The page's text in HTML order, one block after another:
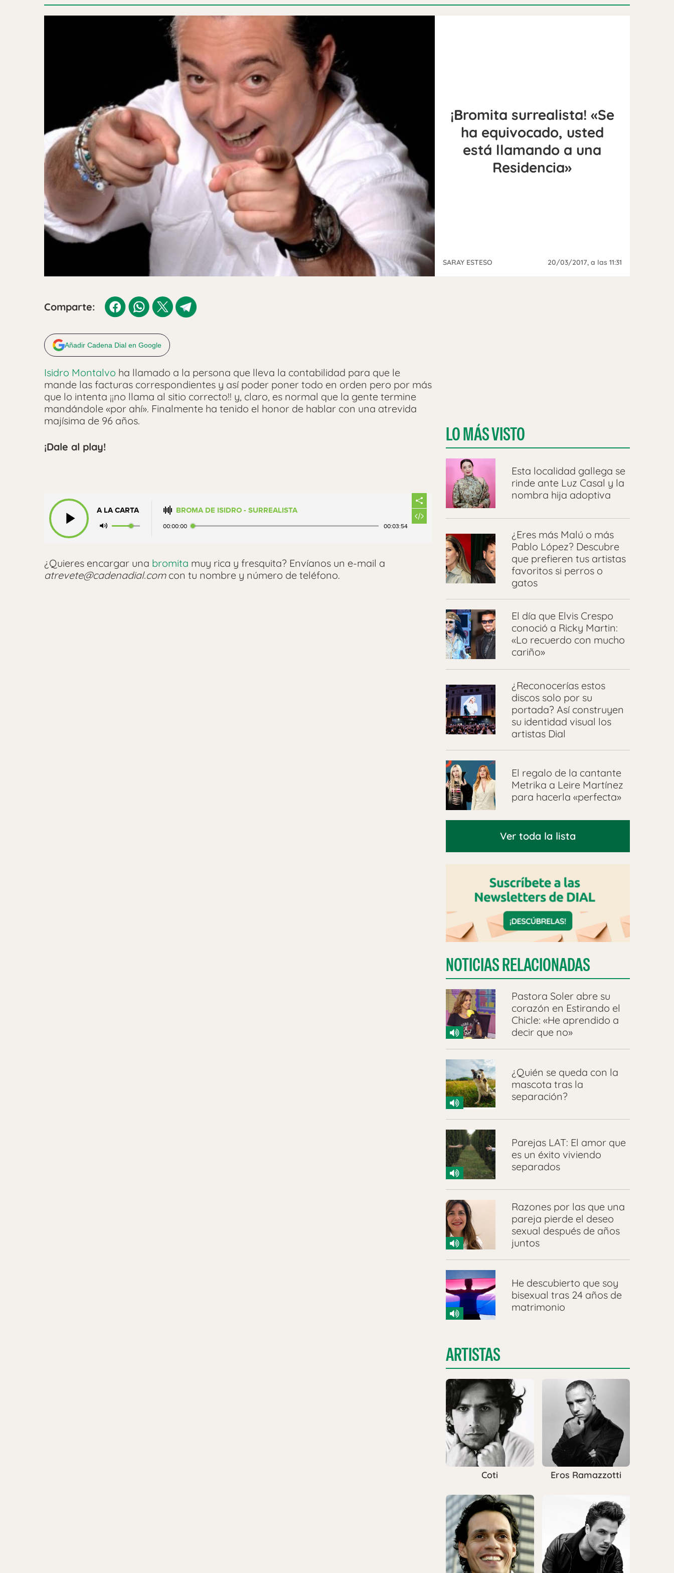
¡Bromita surrealista! «Se
ha equivocado, usted
está llamando a una
Residencia»
SARAY ESTESO 20/03/2017, a las 11:31
Comparte:
Añadir Cadena Dial en Google
Isidro Montalvo ha llamado a la persona que lleva la contabilidad para que le
mande las facturas correspondientes y así poder poner todo en orden pero por más
que lo intenta ¡¡no llama al sitio correcto!! y, claro, es normal que la gente termine
mandándole «por ahí». Finalmente ha tenido el honor de hablar con una atrevida
majísima de 96 años.
¡Dale al play!
A LA CARTA BROMA DE ISIDRO - SURREALISTA
00:00:00 00:03:54
¿Quieres encargar una bromita muy rica y fresquita? Envíanos un e-mail a
atrevete@cadenadial.comcon tu nombre y número de teléfono.
LO MÁS VISTO
Esta localidad gallega se
rinde ante Luz Casal y la
nombra hija adoptiva
¿Eres más Malú o más
Pablo López? Descubre
que prefieren tus artistas
favoritos si perros o
gatos
El día que Elvis Crespo
conoció a Ricky Martin:
«Lo recuerdo con mucho
cariño»
¿Reconocerías estos
discos solo por su
portada? Así construyen
su identidad visual los
artistas Dial
El regalo de la cantante
Metrika a Leire Martínez
para hacerla «perfecta»
Ver toda la lista
NOTICIAS RELACIONADAS
Pastora Soler abre su
corazón en Estirando el
Chicle: «He aprendido a
decir que no»
¿Quién se queda con la
mascota tras la
separación?
Parejas LAT: El amor que
es un éxito viviendo
separados
Razones por las que una
pareja pierde el deseo
sexual después de años
juntos
He descubierto que soy
bisexual tras 24 años de
matrimonio
ARTISTAS
Coti Eros Ramazzotti